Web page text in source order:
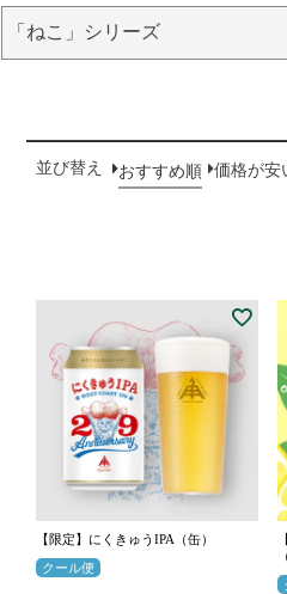
「ねこ」シリーズ
並び替え おすすめ順 価格が安
【限定】にくきゅうIPA（缶）
クール便